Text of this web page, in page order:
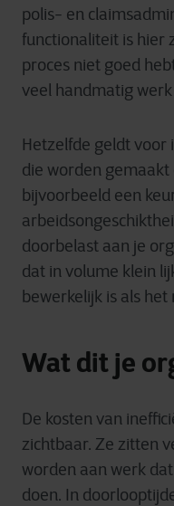
polis- en
functionaliteit is hier
proces niet goed
veel handmatig
Hetzelfde geldt voor
die worden
bijvoorbeeld een
doorbelast aan je
dat in volume klein
bewerkelijk is als
Wat dit je
De kosten van
zichtbaar. Ze zitten
worden aan werk
doen. In